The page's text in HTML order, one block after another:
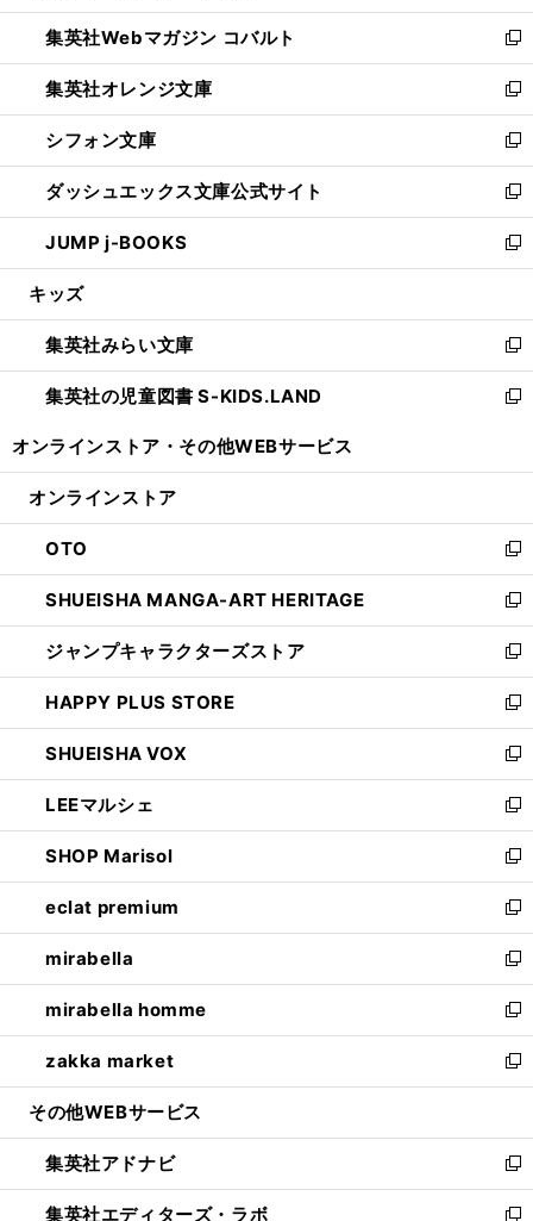
開
く
ウ
で
開
く
ン
ド
ウ
で
開
く
ウ
ィ
ン
ド
ウ
で
開
く
集英社Webマガジン コバルト
新
し
い
ウ
ィ
ン
ド
ウ
で
開
集英社オレンジ文庫
新
し
い
ウ
ィ
ン
ド
ウ
開
く
シフォン文庫
新
し
い
ウ
ィ
ン
ウ
で
開
く
ダッシュエックス文庫公式サイト
新
し
い
ウ
ン
ド
ウ
で
JUMP j-BOOKS
新
し
ウ
ィ
ン
ド
開
キッズ
集英社みらい文庫
新
し
い
ン
ウ
で
開
く
集英社の児童図書 S-KIDS.LAND
新
ウ
ン
ド
ウ
で
開
く
オンラインストア・ その他WEBサービス
オンラインストア
OTO
新
し
い
ウ
ィ
ン
ド
ウ
で
開
く
SHUEISHA MANGA-ART HERITAGE
新
し
い
ウ
ィ
ン
ド
ウ
で
開
く
ジャンプキャラクターズストア
新
し
い
ウ
ィ
ン
ド
ウ
で
開
く
HAPPY PLUS STORE
新
し
い
ウ
ィ
ン
ド
ウ
で
開
く
SHUEISHA VOX
新
し
い
ウ
ィ
ン
ド
ウ
で
開
く
LEEマルシェ
新
し
い
ウ
ィ
ン
ド
ウ
で
開
く
SHOP Marisol
新
し
い
ウ
ィ
ン
ド
ウ
で
開
eclat premium
新
し
い
ウ
ィ
ン
ド
ウ
開
く
mirabella
新
し
い
ウ
ィ
ン
ウ
で
開
く
mirabella homme
新
し
い
ウ
ン
ド
ウ
で
zakka market
新
し
ウ
ィ
ン
ド
その他WEBサービス
集英社アドナビ
新
し
集英社エディターズ・ラボ